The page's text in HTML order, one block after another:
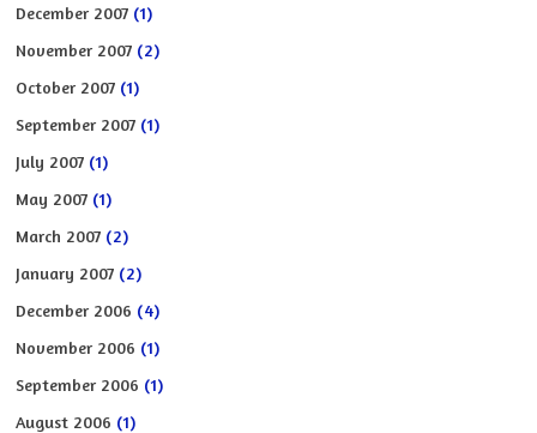
December 2007 (1)
November 2007 (2)
October 2007 (1)
September 2007 (1)
July 2007 (1)
May 2007 (1)
March 2007 (2)
January 2007 (2)
December 2006 (4)
November 2006 (1)
September 2006 (1)
August 2006 (1)